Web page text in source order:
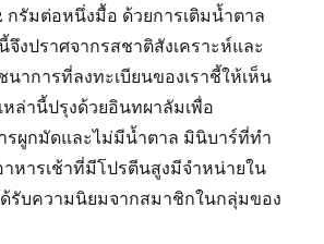
กรัมต่อหนึ่งมื้อ ด้วยการเติมน้ำตาล
จึงปราศจากรสชาติสังเคราะห์และ
าการที่ลงทะเบียนของเราชี้ให้เห็น
หล่านี้ปรุงด้วยอินทผาลัมเพื่อ
รผูกมัดและไม่มีน้ำตาล มินิบาร์ที่ทำ
หารเช้าที่มีโปรตีนสูงมีจำหน่ายใน
รับความนิยมจากสมาชิกในกลุ่มของ